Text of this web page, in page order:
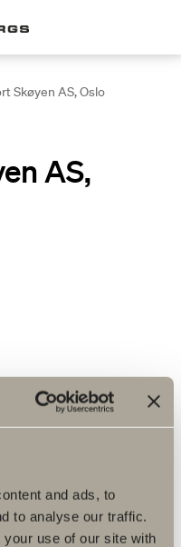
and ads, to
to analyse our traffic.
use of our site with
Skøyen AS, Oslo
AS,